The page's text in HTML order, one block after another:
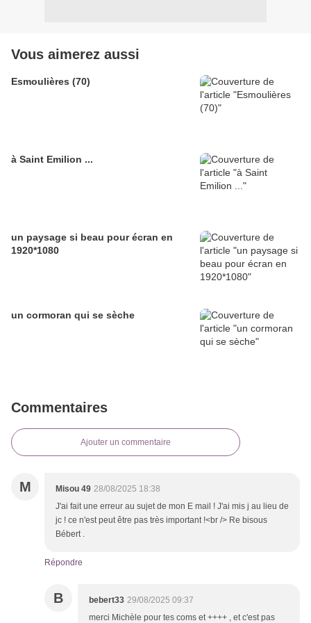
Vous aimerez aussi
Esmoulières (70)
à Saint Emilion ...
un paysage si beau pour écran en
1920*1080
un cormoran qui se sèche
Commentaires
Ajouter un commentaire
M Misou 49 28/08/2025 18:38
J'ai fait une erreur au sujet de mon E mail ! J'ai mis j au lieu de
jc ! ce n'est peut être pas très important !<br /> Re bisous
Bébert .
Répondre
B bebert33 29/08/2025 09:37
merci Michèle pour tes coms et ++++ , et c'est pas